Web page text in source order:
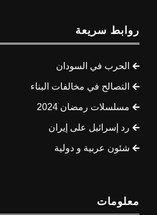
روابط سريعة
الحرب في السودان
التصالح في مخالفات البناء
مسلسلات رمضان 2024
رد إسرائيل على إيران
شئون عربية و دولية
معلومات